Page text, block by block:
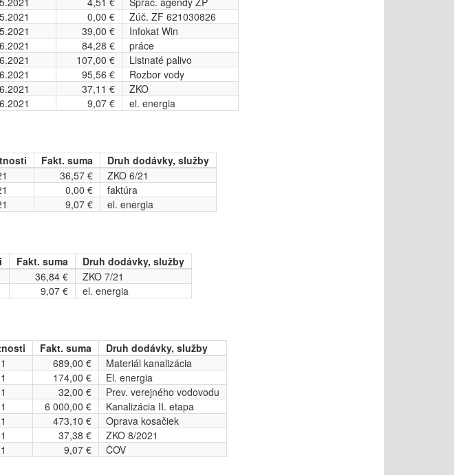
0,00 €
Zúč. ZF 621030826
39,00 €
Infokat Win
84,28 €
práce
107,00 €
Listnaté palivo
95,56 €
Rozbor vody
37,11 €
ZKO
9,07 € el. energia
Fakt. suma
Druh dodávky, služby
36,57 €
ZKO 6/21
0,00 €
faktúra
9,07 € el. energia
Fakt. suma
Druh dodávky, služby
36,84 €
ZKO 7/21
9,07 € el. energia
Fakt. suma
Druh dodávky, služby
689,00 €
Materiál kanalizácia
174,00 €
El. energia
32,00 €
Prev. verejného vodovodu
6 000,00 €
Kanalizácia II. etapa
473,10 €
Oprava kosačiek
37,38 €
ZKO 8/2021
9,07 € ČOV